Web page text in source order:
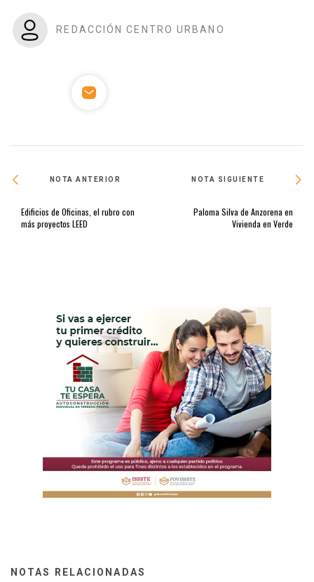
REDACCIÓN CENTRO URBANO
NOTA ANTERIOR
Edificios de Oficinas, el rubro con
más proyectos LEED
NOTA SIGUIENTE
Paloma Silva de Anzorena en
Vivienda en Verde
NOTAS RELACIONADAS